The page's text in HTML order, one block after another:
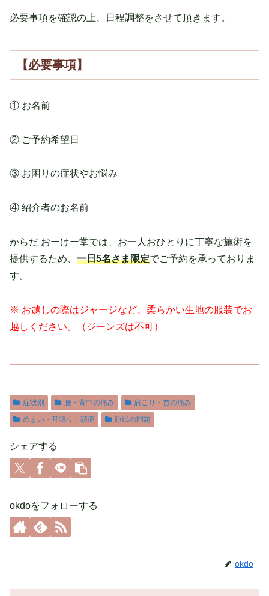
必要事項を確認の上、日程調整をさせて頂きます。
【必要事項】
① お名前
② ご予約希望日
③ お困りの症状やお悩み
④ 紹介者のお名前
からだ おーけー堂では、お一人おひとりに丁寧な施術を
提供するため、 一日5名さま限定でご予約を承っておりま
す。
※ お越しの際はジャージなど、柔らかい生地の服装でお
越しください。（ジーンズは不可）
症状別 腰・背中の痛み
肩こり・首の痛み
めまい・耳鳴り・頭痛
睡眠の問題
シェアする
okdoをフォローする
okdo